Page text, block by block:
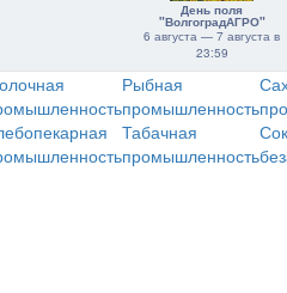
День поля
"ВолгоградАГРО"
6 августа — 7 августа в
23:59
Рыбная
промышленность
Табачная
промышленность